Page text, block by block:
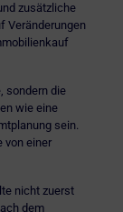
zusätzliche
Veränderungen
sondern die
wie eine
sein.
von einer
nicht zuerst
dem